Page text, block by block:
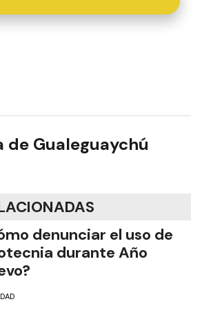
de Gualeguaychú
denunciar el uso de
durante Año